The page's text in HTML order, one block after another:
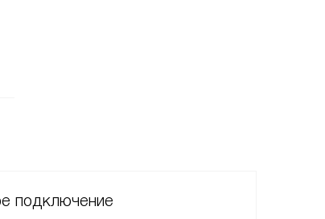
подключение